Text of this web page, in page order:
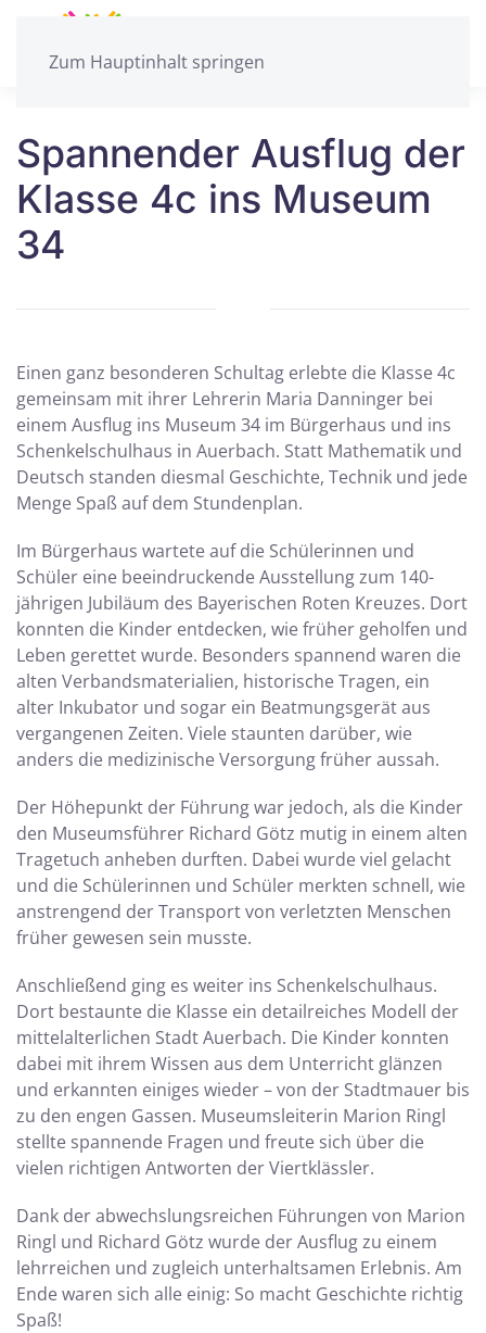
Zum Hauptinhalt springen
Spannender Ausflug der
Klasse 4c ins Museum
34
Einen ganz besonderen Schultag erlebte die Klasse 4c
gemeinsam mit ihrer Lehrerin Maria Danninger bei
einem Ausflug ins Museum 34 im Bürgerhaus und ins
Schenkelschulhaus in Auerbach. Statt Mathematik und
Deutsch standen diesmal Geschichte, Technik und jede
Menge Spaß auf dem Stundenplan.
Im Bürgerhaus wartete auf die Schülerinnen und
Schüler eine beeindruckende Ausstellung zum 140-
jährigen Jubiläum des Bayerischen Roten Kreuzes. Dort
konnten die Kinder entdecken, wie früher geholfen und
Leben gerettet wurde. Besonders spannend waren die
alten Verbandsmaterialien, historische Tragen, ein
alter Inkubator und sogar ein Beatmungsgerät aus
vergangenen Zeiten. Viele staunten darüber, wie
anders die medizinische Versorgung früher aussah.
Der Höhepunkt der Führung war jedoch, als die Kinder
den Museumsführer Richard Götz mutig in einem alten
Tragetuch anheben durften. Dabei wurde viel gelacht
und die Schülerinnen und Schüler merkten schnell, wie
anstrengend der Transport von verletzten Menschen
früher gewesen sein musste.
Anschließend ging es weiter ins Schenkelschulhaus.
Dort bestaunte die Klasse ein detailreiches Modell der
mittelalterlichen Stadt Auerbach. Die Kinder konnten
dabei mit ihrem Wissen aus dem Unterricht glänzen
und erkannten einiges wieder – von der Stadtmauer bis
zu den engen Gassen. Museumsleiterin Marion Ringl
stellte spannende Fragen und freute sich über die
vielen richtigen Antworten der Viertklässler.
Dank der abwechslungsreichen Führungen von Marion
Ringl und Richard Götz wurde der Ausflug zu einem
lehrreichen und zugleich unterhaltsamen Erlebnis. Am
Ende waren sich alle einig: So macht Geschichte richtig
Spaß!